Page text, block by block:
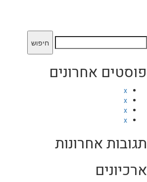
חיפוש:
פוסטים אחרונים
x
x
x
x
תגובות אחרונות
ארכיונים